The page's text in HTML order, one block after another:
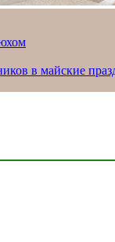
в майские